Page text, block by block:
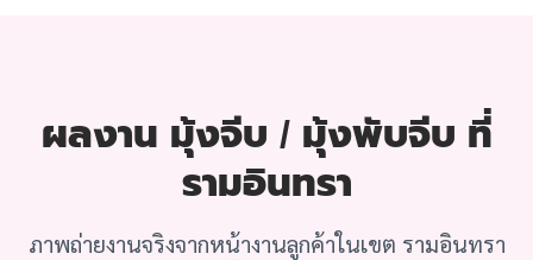
ผลงาน มุ้งจีบ / มุ้งพับจีบ ที่
รามอินทรา
ภาพถ่ายงานจริงจากหน้างานลูกค้าในเขต รามอินทรา